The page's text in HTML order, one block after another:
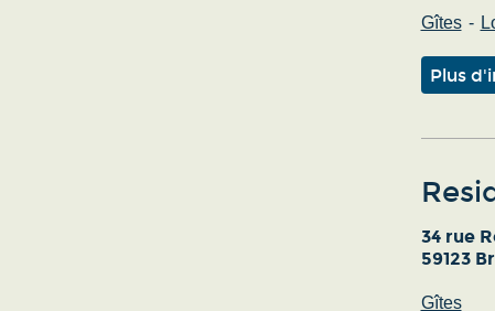
Gîtes
Plus
34 rue
59123
Gîtes